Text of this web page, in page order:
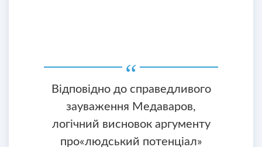
Відповідно до справедливого
зауваження Медаваров,
логічний висновок аргументу
про«людський потенціал»